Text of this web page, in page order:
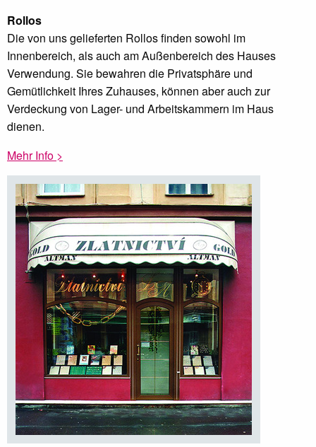
Rollos
Die von uns gelieferten Rollos finden sowohl im
Innenbereich, als auch am Außenbereich des Hauses
Verwendung. Sie bewahren die Privatsphäre und
Gemütlichkeit Ihres Zuhauses, können aber auch zur
Verdeckung von Lager- und Arbeitskammern im Haus
dienen.
Mehr Info >